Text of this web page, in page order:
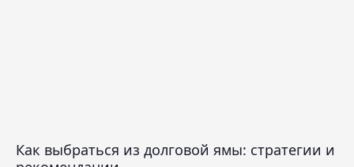
Как выбраться из долговой ямы: стратегии и